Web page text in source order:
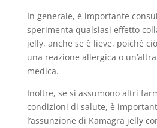
In generale, è importante
sperimenta qualsiasi effetto
jelly, anche se è lieve, poichê
una reazione allergica o
medica.
Inoltre, se si assumono altri
condizioni di salute, è
l’assunzione di Kamagra jelly